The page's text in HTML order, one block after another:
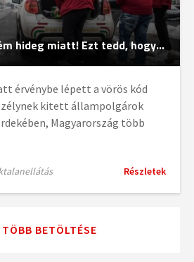
hideg miatt! Ezt tedd, hogy...
érvénybe lépett a vörös kód
kitett állampolgárok
Magyarország több
Részletek
TÖBB BETÖLTÉSE